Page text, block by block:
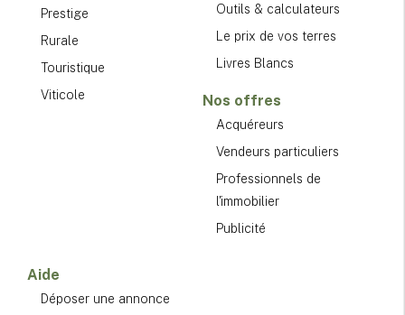
Prestige
Rurale
Touristique
Viticole
Outils & calculateurs
Le prix de vos terres
Livres Blancs
Nos offres
Acquéreurs
Vendeurs particuliers
Professionnels de
l'immobilier
Publicité
Aide
Déposer une annonce